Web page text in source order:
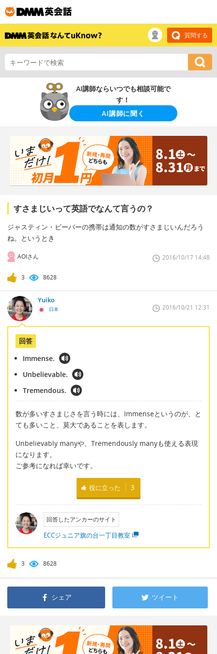
質問する
AI講師ならいつでも相談可能で
す！
AI講師に聞く
すさまじいって英語でなんて言うの？
ジャスティン・ビーバーの携帯は通知の数がすさまじいんだろう
ね。というとき
AOIさん 2016/10/17 14:48
3 8628
Yuiko
日本 2016/10/21 12:31
回答
Immense.
Unbelievable.
Tremendous.
数が多いすさまじさを言う時には、Immenseというのが、と
ても多いこと、莫大であることを表します。
Unbelievably manyや、Tremendously manyも使える表現
になります。
ご参考になれば幸いです。
役に立った 3
回答したアンカーのサイト
ECCジュニア旗の台一丁目教室
3 8628
シェア ツイート